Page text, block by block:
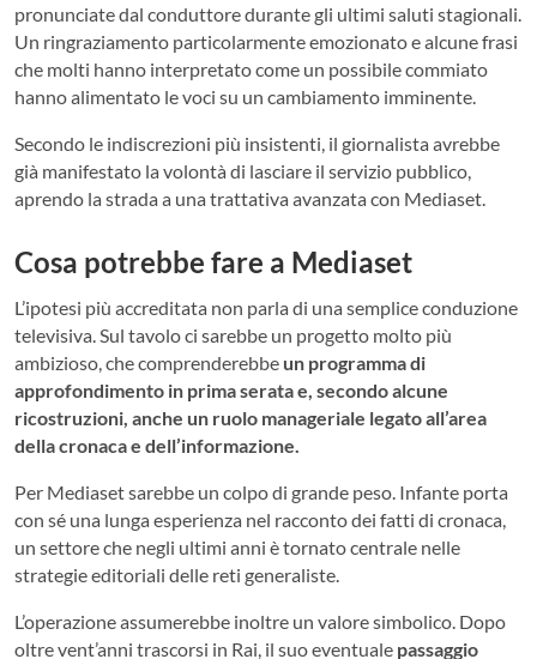
pronunciate dal conduttore durante gli ultimi saluti stagionali.
Un ringraziamento particolarmente emozionato e alcune frasi
che molti hanno interpretato come un possibile commiato
hanno alimentato le voci su un cambiamento imminente.
Secondo le indiscrezioni più insistenti, il giornalista avrebbe
già manifestato la volontà di lasciare il servizio pubblico,
aprendo la strada a una trattativa avanzata con Mediaset.
Cosa potrebbe fare a Mediaset
L’ipotesi più accreditata non parla di una semplice conduzione
televisiva. Sul tavolo ci sarebbe un progetto molto più
ambizioso, che comprenderebbe un programma di
approfondimento in prima serata e, secondo alcune
ricostruzioni, anche un ruolo manageriale legato all’area
della cronaca e dell’informazione.
Per Mediaset sarebbe un colpo di grande peso. Infante porta
con sé una lunga esperienza nel racconto dei fatti di cronaca,
un settore che negli ultimi anni è tornato centrale nelle
strategie editoriali delle reti generaliste.
L’operazione assumerebbe inoltre un valore simbolico. Dopo
oltre vent’anni trascorsi in Rai, il suo eventuale passaggio